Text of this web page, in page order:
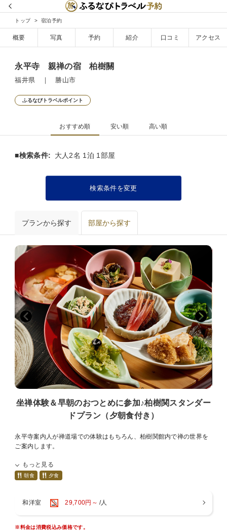
トップ 宿泊予約
概要 写真 予約 紹介 口コミ アクセス
永平寺 親禅の宿 柏樹關
福井県 ｜ 勝山市
ふるなびトラベルポイント
おすすめ順 安い順 高い順
■検索条件: 大人2名 1泊 1部屋
検索条件を変更
プランから探す 部屋から探す
坐禅体験＆早朝のおつとめに参加♪柏樹関スタンダー
ドプラン（夕朝食付き）
永平寺案内人が禅道場での体験はもちろん、柏樹関館内で禅の世界を
ご案内します。
■夕食
「お食事処 水仙」にて
○精進料理
胡麻豆腐、車麩のフライ、がんもどき、手作り豆腐、大根卸し饅頭な
もっと見る
朝食 夕食
和洋室 29,700円～ /人
※料金は消費税込み価格です。